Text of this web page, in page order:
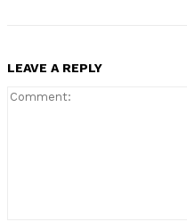
LEAVE A REPLY